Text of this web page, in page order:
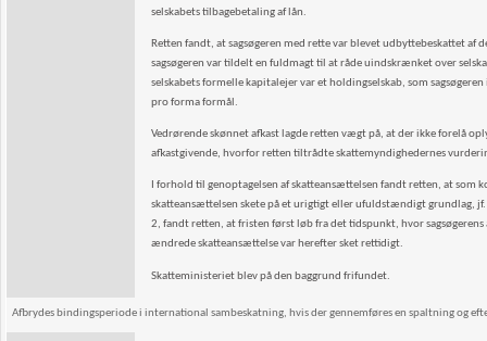
selskabets tilbagebetaling af lån.
Retten fandt, at sagsøgeren med rette var blevet udbyttebeskattet
sagsøgeren var tildelt en fuldmagt til at råde uindskrænket over
selskabets formelle kapitalejer var et holdingselskab, som
pro forma formål.
Vedrørende skønnet afkast lagde retten vægt på, at der ikke forelå
afkastgivende, hvorfor retten tiltrådte skattemyndighedernes
I forhold til genoptagelsen af skatteansættelsen fandt retten, at som
skatteansættelsen skete på et urigtigt eller ufuldstændigt grundlag,
2, fandt retten, at fristen først løb fra det tidspunkt, hvor
ændrede skatteansættelse var herefter sket rettidigt.
Skatteministeriet blev på den baggrund frifundet.
Afbrydes bindingsperiode i international sambeskatning, hvis der gennemføres en spaltning og